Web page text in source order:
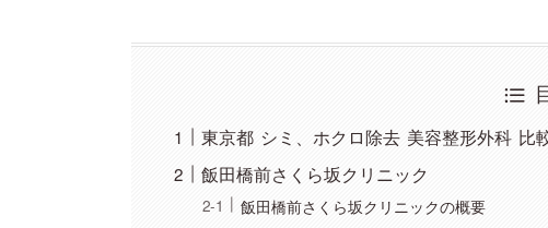
東京都 シミ、ホクロ除去 美容整形外科 比
飯田橋前さくら坂クリニック
飯田橋前さくら坂クリニックの概要